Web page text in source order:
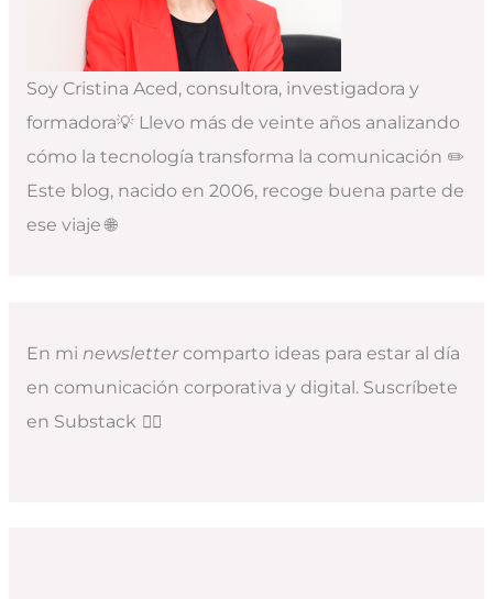
Soy Cristina Aced, consultora, investigadora y
formadora💡 Llevo más de veinte años analizando
cómo la tecnología transforma la comunicación ✏️
Este blog, nacido en 2006, recoge buena parte de
ese viaje 🌐
En mi newslettercomparto ideas para estar al día
en comunicación corporativa y digital. Suscríbete
en Substack 👇🏻